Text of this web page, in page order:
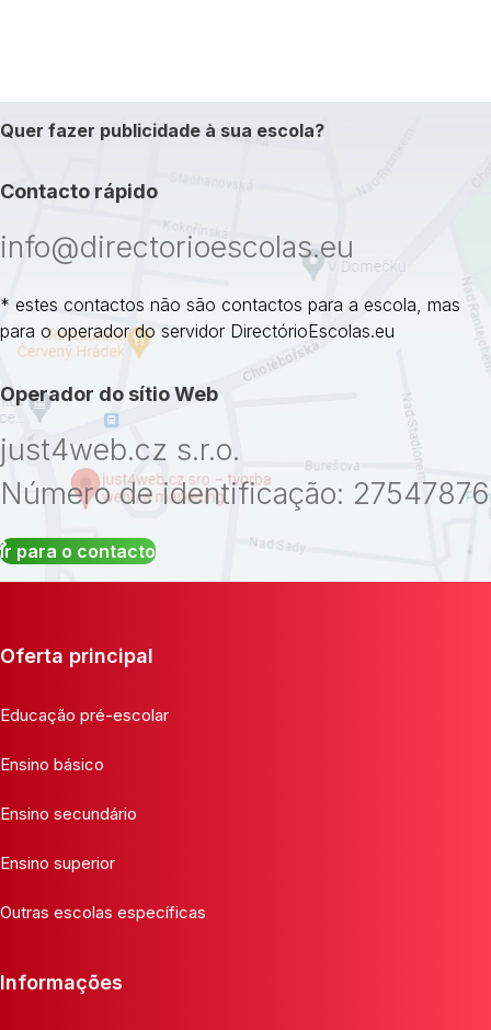
Quer fazer publicidade à sua escola?
Contacto rápido
info@directorioescolas.eu
* estes contactos não são contactos para a escola, mas
para o operador do servidor DirectórioEscolas.eu
Operador do sítio Web
just4web.cz s.r.o.
Número de identificação: 27547876
Ir para o contacto
Oferta principal
Educação pré-escolar
Ensino básico
Ensino secundário
Ensino superior
Outras escolas específicas
Informações